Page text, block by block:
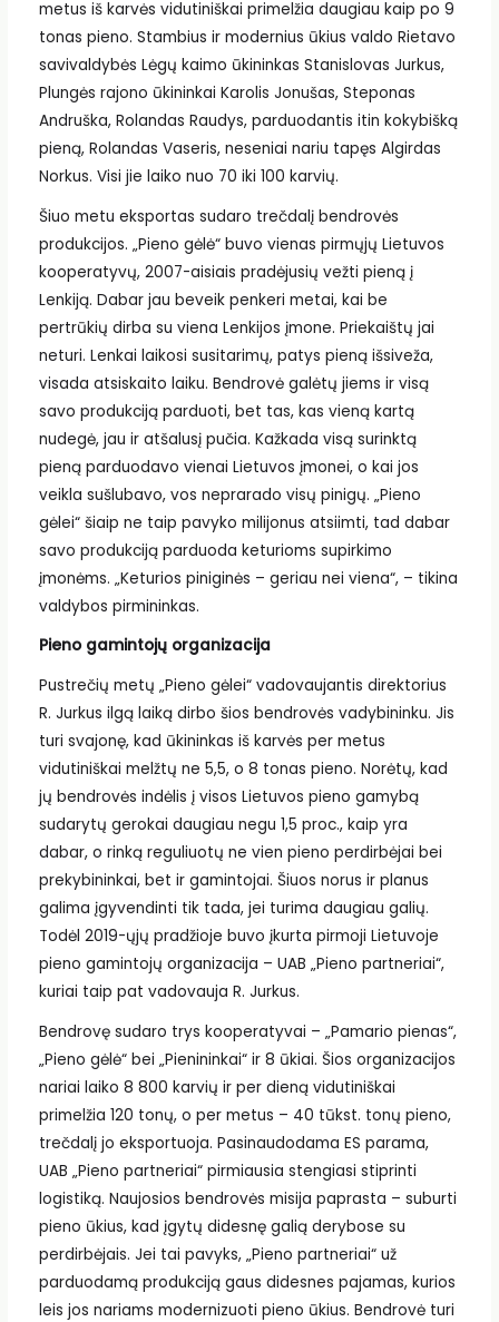
metus iš karvės vidutiniškai primelžia daugiau kaip po 9
tonas pieno. Stambius ir modernius ūkius valdo Rietavo
savivaldybės Lėgų kaimo ūkininkas Stanislovas Jurkus,
Plungės rajono ūkininkai Karolis Jonušas, Steponas
Andruška, Rolandas Raudys, parduodantis itin kokybišką
pieną, Rolandas Vaseris, neseniai nariu tapęs Algirdas
Norkus. Visi jie laiko nuo 70 iki 100 karvių.
Šiuo metu eksportas sudaro trečdalį bendrovės
produkcijos. „Pieno gėlė“ buvo vienas pirmųjų Lietuvos
kooperatyvų, 2007-aisiais pradėjusių vežti pieną į
Lenkiją. Dabar jau beveik penkeri metai, kai be
pertrūkių dirba su viena Lenkijos įmone. Priekaištų jai
neturi. Lenkai laikosi susitarimų, patys pieną išsiveža,
visada atsiskaito laiku. Bendrovė galėtų jiems ir visą
savo produkciją parduoti, bet tas, kas vieną kartą
nudegė, jau ir atšalusį pučia. Kažkada visą surinktą
pieną parduodavo vienai Lietuvos įmonei, o kai jos
veikla sušlubavo, vos neprarado visų pinigų. „Pieno
gėlei“ šiaip ne taip pavyko milijonus atsiimti, tad dabar
savo produkciją parduoda keturioms supirkimo
įmonėms. „Keturios piniginės – geriau nei viena“, – tikina
valdybos pirmininkas.
Pieno gamintojų organizacija
Pustrečių metų „Pieno gėlei“ vadovaujantis direktorius
R. Jurkus ilgą laiką dirbo šios bendrovės vadybininku. Jis
turi svajonę, kad ūkininkas iš karvės per metus
vidutiniškai melžtų ne 5,5, o 8 tonas pieno. Norėtų, kad
jų bendrovės indėlis į visos Lietuvos pieno gamybą
sudarytų gerokai daugiau negu 1,5 proc., kaip yra
dabar, o rinką reguliuotų ne vien pieno perdirbėjai bei
prekybininkai, bet ir gamintojai. Šiuos norus ir planus
galima įgyvendinti tik tada, jei turima daugiau galių.
Todėl 2019-ųjų pradžioje buvo įkurta pirmoji Lietuvoje
pieno gamintojų organizacija – UAB „Pieno partneriai“,
kuriai taip pat vadovauja R. Jurkus.
Bendrovę sudaro trys kooperatyvai – „Pamario pienas“,
„Pieno gėlė“ bei „Pienininkai“ ir 8 ūkiai. Šios organizacijos
nariai laiko 8 800 karvių ir per dieną vidutiniškai
primelžia 120 tonų, o per metus – 40 tūkst. tonų pieno,
trečdalį jo eksportuoja. Pasinaudodama ES parama,
UAB „Pieno partneriai“ pirmiausia stengiasi stiprinti
logistiką. Naujosios bendrovės misija paprasta – suburti
pieno ūkius, kad įgytų didesnę galią derybose su
perdirbėjais. Jei tai pavyks, „Pieno partneriai“ už
parduodamą produkciją gaus didesnes pajamas, kurios
leis jos nariams modernizuoti pieno ūkius. Bendrovė turi